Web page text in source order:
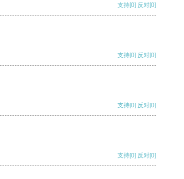
支持[0] 反对[0]
支持[0] 反对[0]
支持[0] 反对[0]
支持[0] 反对[0]